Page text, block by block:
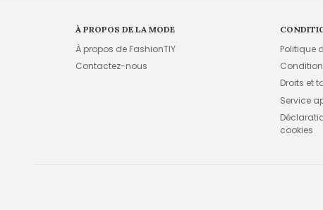
À PROPOS DE LA MODE
À propos de FashionTIY
Contactez-nous
Politique
Droits et
Service
cookies